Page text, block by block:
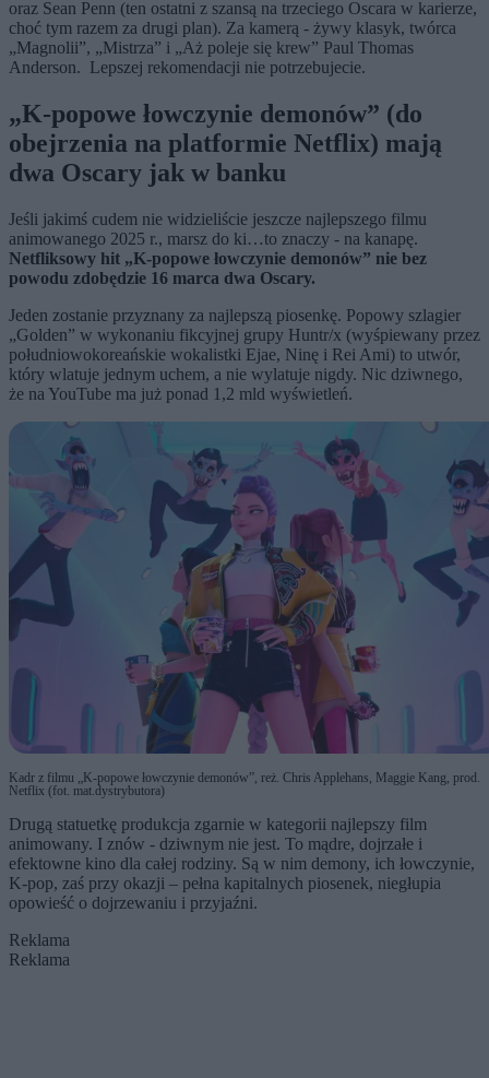
oraz Sean Penn (ten ostatni z szansą na trzeciego Oscara w karierze,
choć tym razem za drugi plan). Za kamerą - żywy klasyk, twórca
„Magnolii”, „Mistrza” i „Aż poleje się krew” Paul Thomas
Anderson. Lepszej rekomendacji nie potrzebujecie.
„K-popowe łowczynie demonów” (do
obejrzenia na platformie Netflix) mają
dwa Oscary jak w banku
Jeśli jakimś cudem nie widzieliście jeszcze najlepszego filmu
animowanego 2025 r., marsz do ki…to znaczy - na kanapę.
Netfliksowy hit „K-popowe łowczynie demonów” nie bez
powodu zdobędzie 16 marca dwa Oscary.
Jeden zostanie przyznany za najlepszą piosenkę. Popowy szlagier
„Golden” w wykonaniu fikcyjnej grupy Huntr/x (wyśpiewany przez
południowokoreańskie wokalistki Ejae, Ninę i Rei Ami) to utwór,
który wlatuje jednym uchem, a nie wylatuje nigdy. Nic dziwnego,
że na YouTube ma już ponad 1,2 mld wyświetleń.
Kadr z filmu „K-popowe łowczynie demonów”, reż. Chris Applehans, Maggie Kang, prod.
Netflix (fot. mat.dystrybutora)
Drugą statuetkę produkcja zgarnie w kategorii najlepszy film
animowany. I znów - dziwnym nie jest. To mądre, dojrzałe i
efektowne kino dla całej rodziny. Są w nim demony, ich łowczynie,
K-pop, zaś przy okazji – pełna kapitalnych piosenek, niegłupia
opowieść o dojrzewaniu i przyjaźni.
Reklama
Reklama